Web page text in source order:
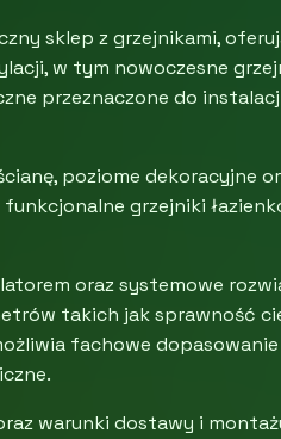
sklep z grzejnikami,
w tym nowoczesne
przeznaczone do
poziome dekoracyjne
grzejniki
oraz systemowe
takich jak sprawność
fachowe
warunki dostawy i